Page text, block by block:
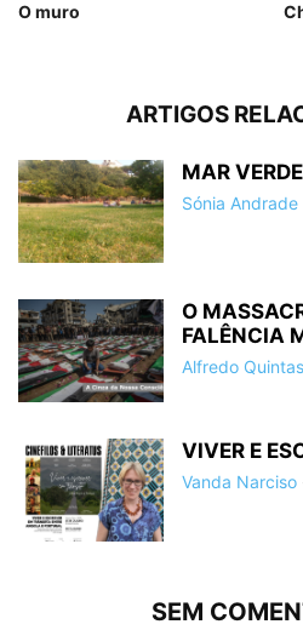
O muro
ARTIGOS
MAR VERDE
Sónia Andrade
O
FALÊNCIA
Alfredo Quintas
VIVER E
Vanda Narciso
SEM